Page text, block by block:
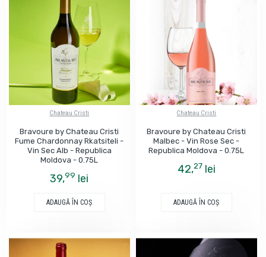
Chateau Cristi
Bravoure by Chateau Cristi
Fume Chardonnay Rkatsiteli -
Vin Sec Alb - Republica
Moldova - 0.75L
39,99 lei
ADAUGĂ ÎN COŞ
Chateau Cristi
Bravoure by Chateau Cristi
Malbec - Vin Rose Sec -
Republica Moldova - 0.75L
42,27 lei
ADAUGĂ ÎN COŞ